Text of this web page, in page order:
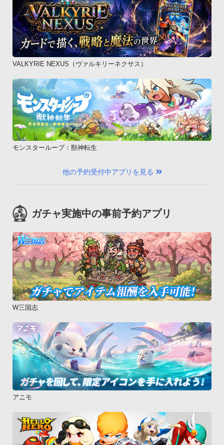
VALKYRIE NEXUS（ヴァルキリーネクサス）
モンスターループ：獣神転生
他の予約受付中アプリを見る
ガチャ実施中の事前予約アプリ
W三国志
アニモ